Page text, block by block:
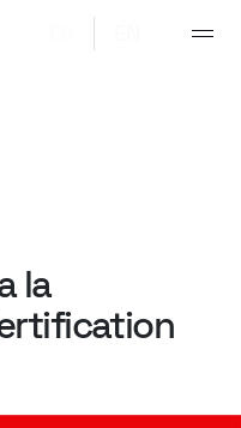
la